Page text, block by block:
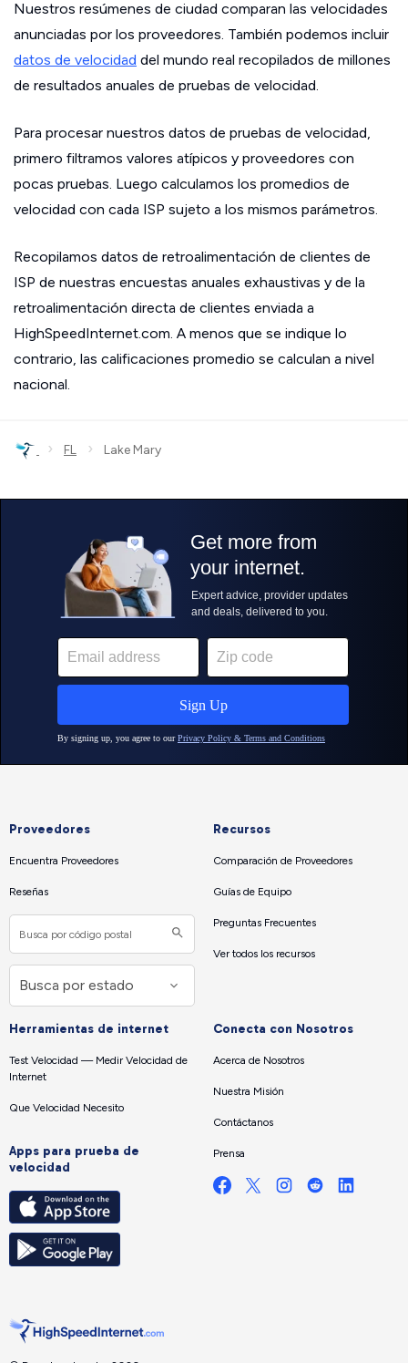
Nuestros resúmenes de ciudad comparan las velocidades
anunciadas por los proveedores. También podemos incluir
datos de velocidad del mundo real recopilados de millones
de resultados anuales de pruebas de velocidad.
Para procesar nuestros datos de pruebas de velocidad,
primero filtramos valores atípicos y proveedores con
pocas pruebas. Luego calculamos los promedios de
velocidad con cada ISP sujeto a los mismos parámetros.
Recopilamos datos de retroalimentación de clientes de
ISP de nuestras encuestas anuales exhaustivas y de la
retroalimentación directa de clientes enviada a
HighSpeedInternet.com. A menos que se indique lo
contrario, las calificaciones promedio se calculan a nivel
nacional.
› FL › Lake Mary
Proveedores
Encuentra Proveedores
Reseñas
Recursos
Comparación de Proveedores
Guías de Equipo
Preguntas Frecuentes
Ver todos los recursos
Herramientas de internet
Test Velocidad — Medir Velocidad de
Internet
Que Velocidad Necesito
Apps para prueba de
velocidad
Conecta con Nosotros
Acerca de Nosotros
Nuestra Misión
Contáctanos
Prensa